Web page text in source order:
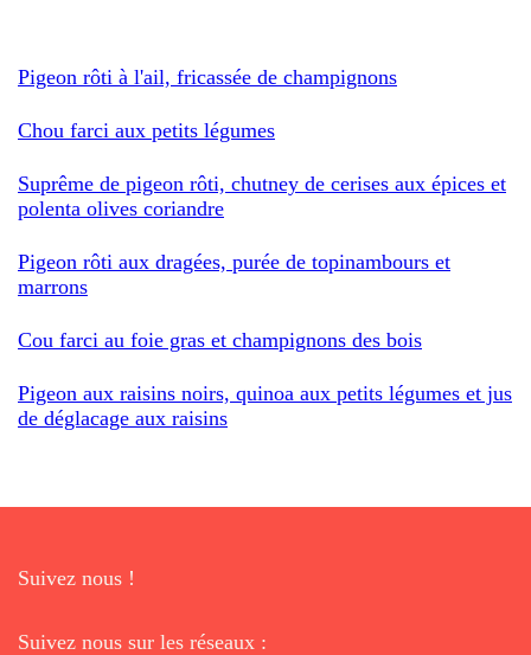
Pigeon rôti à l'ail, fricassée de champignons
Chou farci aux petits légumes
Suprême de pigeon rôti, chutney de cerises aux épices et
polenta olives coriandre
Pigeon rôti aux dragées, purée de topinambours et
marrons
Cou farci au foie gras et champignons des bois
Pigeon aux raisins noirs, quinoa aux petits légumes et jus
de déglacage aux raisins
Suivez nous !
Suivez nous sur les réseaux :